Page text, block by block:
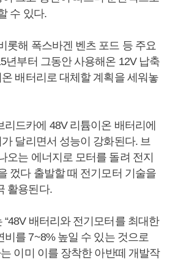
수 있다.
롯해 폭스바겐 벤츠 포드 등 주요
년부터 그동안 사용해온 12V 납축
배터리로 대체할 계획을 세워놓
드카에 48V 리튬이온 배터리에
달리면서 성능이 강화된다. 브
오는 에너지로 모터를 돌려 전지
껐다 출발할 때 전기모터 기술을
활용된다.
배터리와 전기모터를 최대한
비를 7~8% 높일 수 있는 것으로
이미 이를 장착한 아반떼 개발작